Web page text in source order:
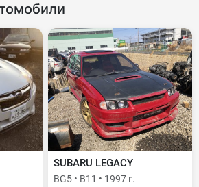
SUBARU LEGACY
BG5 • B11 • 1997 г.